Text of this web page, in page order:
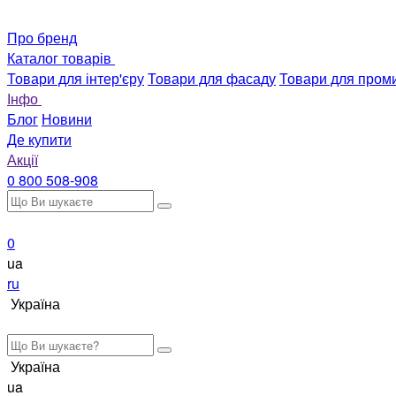
Про бренд
Каталог товарів
Товари для інтер'єруТовари для фасадуТовари для
Інфо
Блог Новини
Де купити
Акції
0 800 508-908
0
ua
ru
Україна
Україна
ua